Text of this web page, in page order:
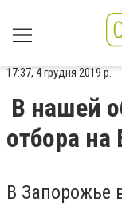
17:37, 4 грудня 2019 р.
В нашей
отбора на
В Запорожье